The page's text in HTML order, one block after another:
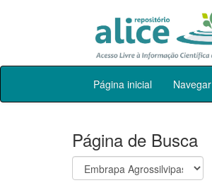
Skip
Página inicial Navegar
Página de Busca